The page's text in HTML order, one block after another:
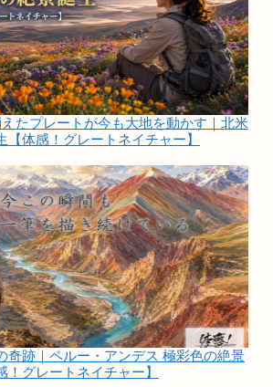
たプレートが今も大地を動かす｜北米
【体感！グレートネイチャー】
奇跡｜ペルー・アンデス 極彩色の絶景
！グレートネイチャー】